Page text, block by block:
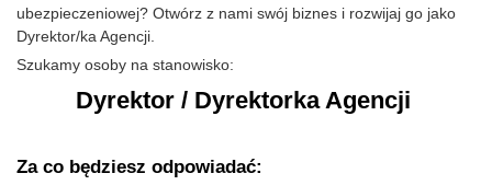
ubezpieczeniowej? Otwórz z nami swój biznes i rozwijaj go jako
Dyrektor/ka Agencji.
Szukamy osoby na stanowisko:
Dyrektor / Dyrektorka Agencji
Za co będziesz odpowiadać: